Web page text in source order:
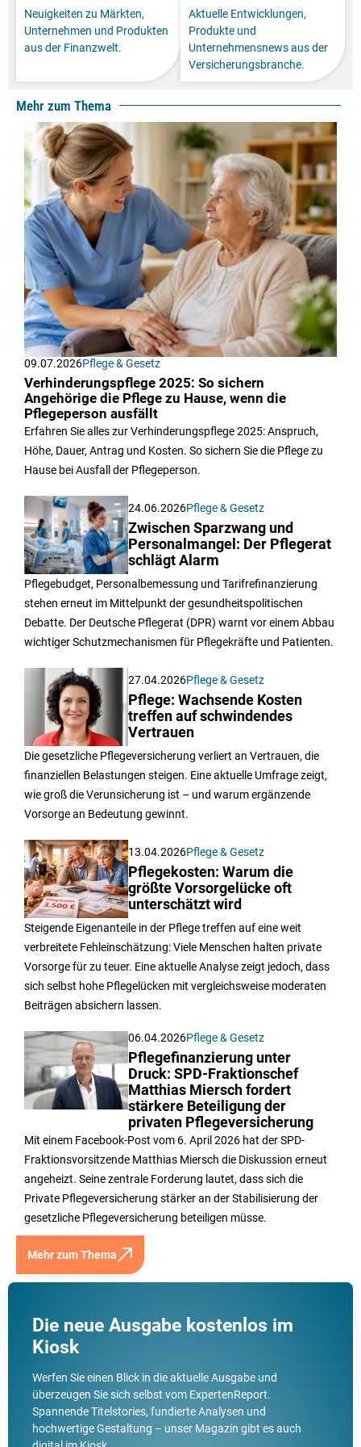
Neuigkeiten zu Märkten,
Unternehmen und Produkten
aus der Finanzwelt.
Aktuelle Entwicklungen,
Produkte und
Unternehmensnews aus der
Versicherungsbranche.
Mehr zum Thema
09.07.2026Pflege & Gesetz
Verhinderungspflege 2025: So sichern
Angehörige die Pflege zu Hause, wenn die
Pflegeperson ausfällt
Erfahren Sie alles zur Verhinderungspflege 2025: Anspruch,
Höhe, Dauer, Antrag und Kosten. So sichern Sie die Pflege zu
Hause bei Ausfall der Pflegeperson.
24.06.2026Pflege & Gesetz
Zwischen Sparzwang und
Personalmangel: Der Pflegerat
schlägt Alarm
Pflegebudget, Personalbemessung und Tarifrefinanzierung
stehen erneut im Mittelpunkt der gesundheitspolitischen
Debatte. Der Deutsche Pflegerat (DPR) warnt vor einem Abbau
wichtiger Schutzmechanismen für Pflegekräfte und Patienten.
27.04.2026Pflege & Gesetz
Pflege: Wachsende Kosten
treffen auf schwindendes
Vertrauen
Die gesetzliche Pflegeversicherung verliert an Vertrauen, die
finanziellen Belastungen steigen. Eine aktuelle Umfrage zeigt,
wie groß die Verunsicherung ist – und warum ergänzende
Vorsorge an Bedeutung gewinnt.
13.04.2026Pflege & Gesetz
Pflegekosten: Warum die
größte Vorsorgelücke oft
unterschätzt wird
Steigende Eigenanteile in der Pflege treffen auf eine weit
verbreitete Fehleinschätzung: Viele Menschen halten private
Vorsorge für zu teuer. Eine aktuelle Analyse zeigt jedoch, dass
sich selbst hohe Pflegelücken mit vergleichsweise moderaten
Beiträgen absichern lassen.
06.04.2026Pflege & Gesetz
Pflegefinanzierung unter
Druck: SPD-Fraktionschef
Matthias Miersch fordert
stärkere Beteiligung der
privaten Pflegeversicherung
Mit einem Facebook-Post vom 6. April 2026 hat der SPD-
Fraktionsvorsitzende Matthias Miersch die Diskussion erneut
angeheizt. Seine zentrale Forderung lautet, dass sich die
Private Pflegeversicherung stärker an der Stabilisierung der
gesetzliche Pflegeversicherung beteiligen müsse.
Mehr zum Thema
Die neue Ausgabe kostenlos im
Kiosk
Werfen Sie einen Blick in die aktuelle Ausgabe und
überzeugen Sie sich selbst vom ExpertenReport.
Spannende Titelstories, fundierte Analysen und
hochwertige Gestaltung – unser Magazin gibt es auch